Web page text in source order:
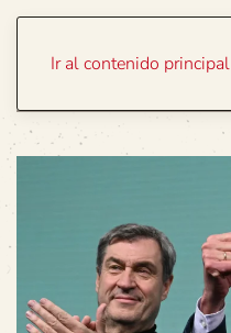
Ir al contenido principal